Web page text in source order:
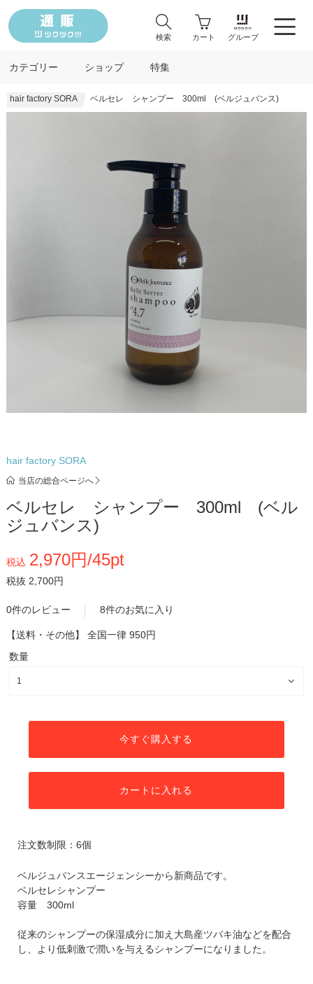
検索 カート グループ
カテゴリー ショップ 特集
hair factory SORA ベルセレ シャンプー 300ml (ベルジュバンス)
hair factory SORA
当店の総合ページへ
ベルセレ シャンプー 300ml (ベル
ジュバンス)
税込 2,970円/45pt
税抜 2,700円
0件のレビュー 8件のお気に入り
【送料・その他】 全国一律 950円
数量
今すぐ購入する
カートに入れる
注文数制限：6個
ベルジュバンスエージェンシーから新商品です。
ベルセレシャンプー
容量 300ml
従来のシャンプーの保湿成分に加え大島産ツバキ油などを配合
し、より低刺激で潤いを与えるシャンプーになりました。